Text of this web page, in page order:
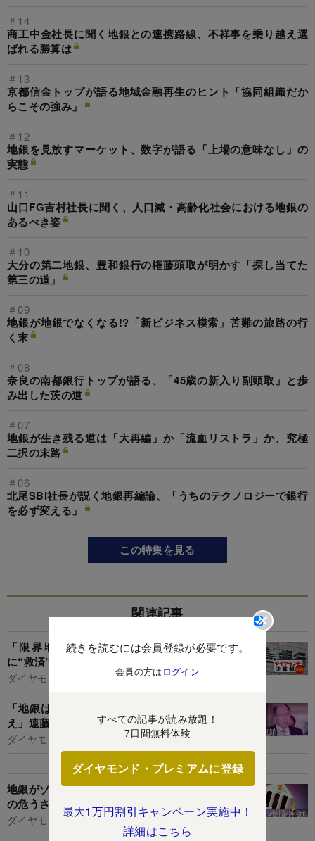
続きを読むには会員登録が必要です。
会員の方は ログイン
すべての記事が読み放題！
7日間無料体験
ダイヤモンド・プレミアムに登録
最大1万円割引キャンペーン実施中！
詳細はこちら
＃14
商工中金社長に聞く地銀との連携路線、不祥事を乗り越え選
ばれる勝算は
＃13
京都信金トップが語る地域金融再生のヒント「協同組織だか
らこその強み」
＃12
地銀を見放すマーケット、数字が語る「上場の意味なし」の
実態
＃11
山口FG吉村社長に聞く、人口減・高齢化社会における地銀の
あるべき姿
＃10
大分の第二地銀、豊和銀行の権藤頭取が明かす「探し当てた
第三の道」
＃09
地銀が地銀でなくなる!?「新ビジネス模索」苦難の旅路の行
く末
＃08
奈良の南都銀行トップが語る、「45歳の新入り副頭取」と歩
み出した茨の道
＃07
地銀が生き残る道は「大再編」か「流血リストラ」か、究極
二択の末路
＃06
北尾SBI社長が説く地銀再編論、「うちのテクノロジーで銀行
を必ず変える」
この特集を見る
関連記事
「限界地銀」を最新決算であぶり出す！SBI
に“救済”されるのは？【決算報20新春】
ダイヤモンド編集部,田上貴大
「地銀は脱マニュアルで“コロナ危機”企業を救
え」遠藤金融庁長官が緊急指令
ダイヤモンド編集部,新井美江子
地銀がゾンビ化する！金融円滑化法「実質復活」
の危うさ
ダイヤモンド編集部,新井美江子